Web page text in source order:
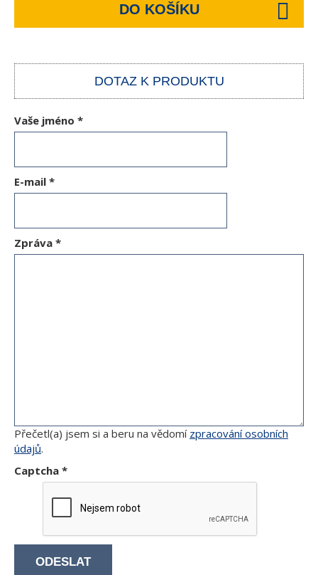
DO KOŠÍKU
DOTAZ K PRODUKTU
Vaše jméno *
E-mail *
Zpráva *
Přečetl(a) jsem si a beru na vědomí zpracování osobních
údajů.
Captcha *
ODESLAT